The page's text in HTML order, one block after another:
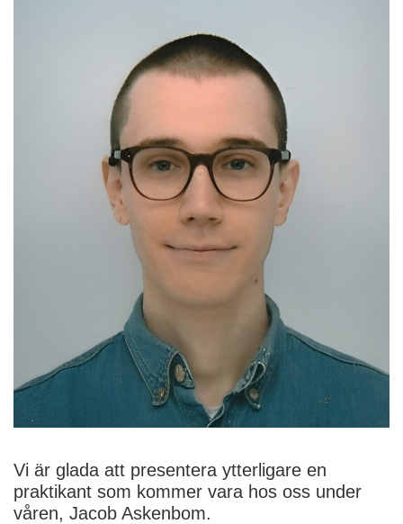
Vi är glada att presentera ytterligare en
praktikant som kommer vara hos oss under
våren, Jacob Askenbom.